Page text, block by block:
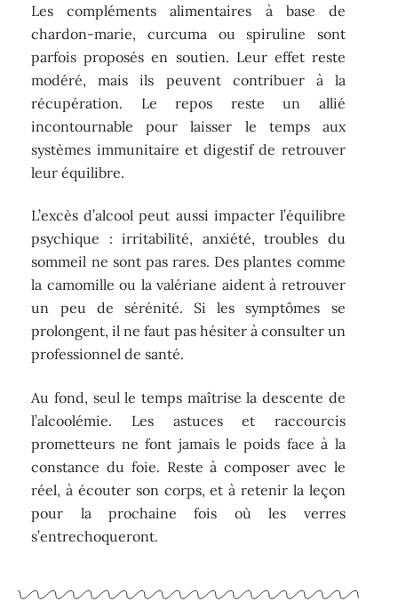
Les compléments alimentaires à base de
chardon-marie, curcuma ou spiruline sont
parfois proposés en soutien. Leur effet reste
modéré, mais ils peuvent contribuer à la
récupération. Le repos reste un allié
incontournable pour laisser le temps aux
systèmes immunitaire et digestif de retrouver
leur équilibre.
L’excès d’alcool peut aussi impacter l’équilibre
psychique : irritabilité, anxiété, troubles du
sommeil ne sont pas rares. Des plantes comme
la camomille ou la valériane aident à retrouver
un peu de sérénité. Si les symptômes se
prolongent, il ne faut pas hésiter à consulter un
professionnel de santé.
Au fond, seul le temps maîtrise la descente de
l’alcoolémie. Les astuces et raccourcis
prometteurs ne font jamais le poids face à la
constance du foie. Reste à composer avec le
réel, à écouter son corps, et à retenir la leçon
pour la prochaine fois où les verres
s’entrechoqueront.